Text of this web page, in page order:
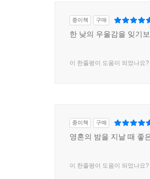
종이책 구매
한 낮의 우울감을 잊기
이 한줄평이 도움이 되었나요?
종이책 구매
영혼의 밤을 지날 때 좋
이 한줄평이 도움이 되었나요?